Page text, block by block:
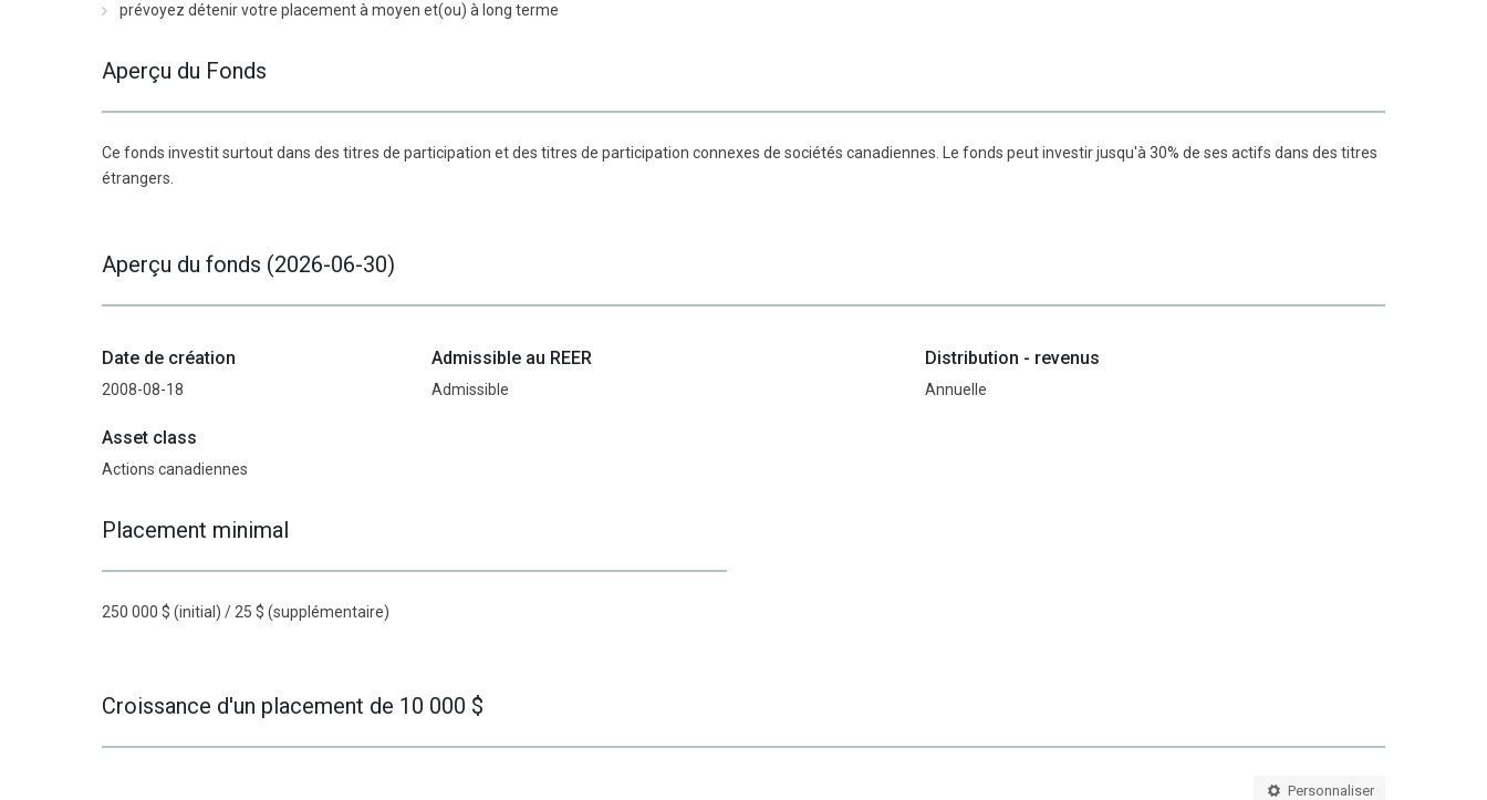
prévoyez détenir votre placement à moyen et(ou) à long terme
Aperçu du Fonds
Ce fonds investit surtout dans des titres de participation et des titres de participation connexes de sociétés canadiennes. Le fonds peut investir jusqu'à 30% de ses actifs dans des titres
étrangers.
Aperçu du fonds (2026-06-30)
Date de création
2008-08-18
Asset class
Actions canadiennes
Admissible au REER
Admissible
Distribution - revenus
Annuelle
Placement minimal
250 000 $ (initial) / 25 $ (supplémentaire)
Croissance d'un placement de 10 000 $
Personnaliser